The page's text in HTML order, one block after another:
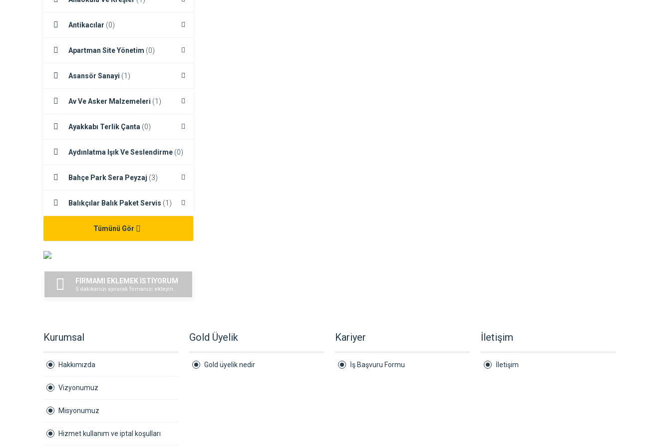
Antikacılar (0)
Apartman Site Yönetim (0)
Asansör Sanayi (1)
Av Ve Asker Malzemeleri (1)
Ayakkabı Terlik Çanta (0)
Aydınlatma Işık Ve Seslendirme (0)
Bahçe Park Sera Peyzaj (3)
Balıkçılar Balık Paket Servis (1)
Tümünü Gör
FİRMAMI EKLEMEK İSTİYORUM
5 dakikanızı ayırarak firmanızı ekleyin..
Kurumsal
Hakkımızda
Vizyonumuz
Misyonumuz
Hizmet kullanım ve iptal koşulları
Gold Üyelik
Gold üyelik nedir
Kariyer
İş Başvuru Formu
İletişim
İletişim